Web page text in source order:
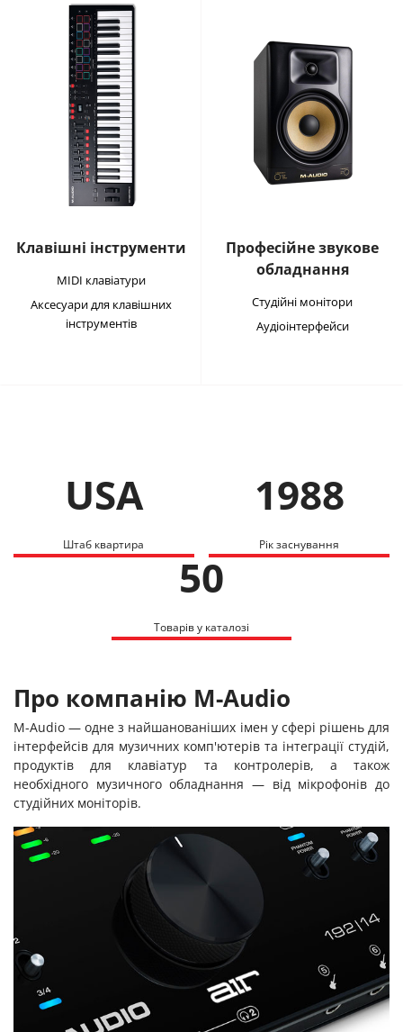
Клавішні інструменти
MIDI клавіатури
Аксесуари для клавішних
інструментів
Професійне звукове
обладнання
Студійні монітори
Аудіоінтерфейси
USA
Штаб квартира
1988
Рік заснування
50
Товарів у каталозі
Про компанію M-Audio
M-Audio — одне з найшанованіших імен у сфері рішень для
інтерфейсів для музичних комп'ютерів та інтеграції студій,
продуктів для клавіатур та контролерів, а також
необхідного музичного обладнання — від мікрофонів до
студійних моніторів.